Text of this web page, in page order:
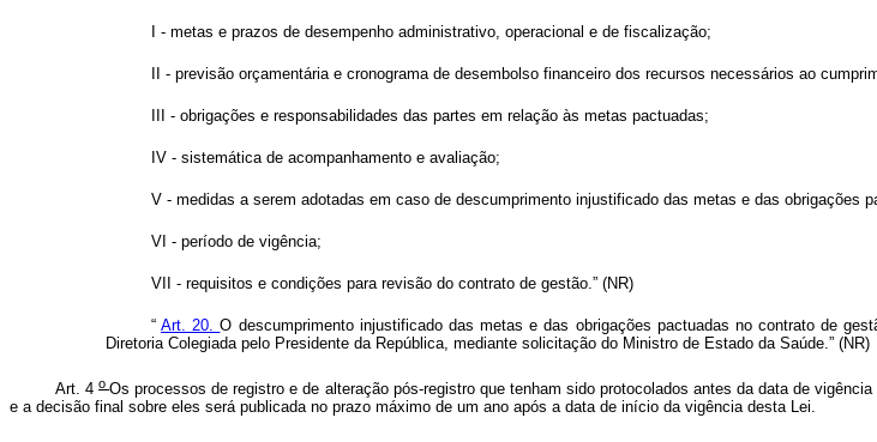
I - metas e prazos de desempenho administrativo, operacional e de fiscalização;
II - previsão orçamentária e cronograma de desembolso financeiro dos recursos necessários ao
III - obrigações e responsabilidades das partes em relação às metas pactuadas;
IV - sistemática de acompanhamento e avaliação;
V - medidas a serem adotadas em caso de descumprimento injustificado das metas e das obrigações
VI - período de vigência;
VII - requisitos e condições para revisão do contrato de gestão.” (NR)
“Art. 20.O descumprimento injustificado das metas e das obrigações pactuadas no contrato de
Diretoria Colegiada pelo Presidente da República, mediante solicitação do Ministro de Estado da Saúde.” (NR)
Art. 4oOs processos de registro e de alteração pós-registro que tenham sido protocolados antes da data de
e a decisão final sobre eles será publicada no prazo máximo de um ano após a data de início da vigência desta Lei.